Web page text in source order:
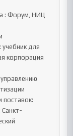
для
корпорация
поставок:
Санкт-